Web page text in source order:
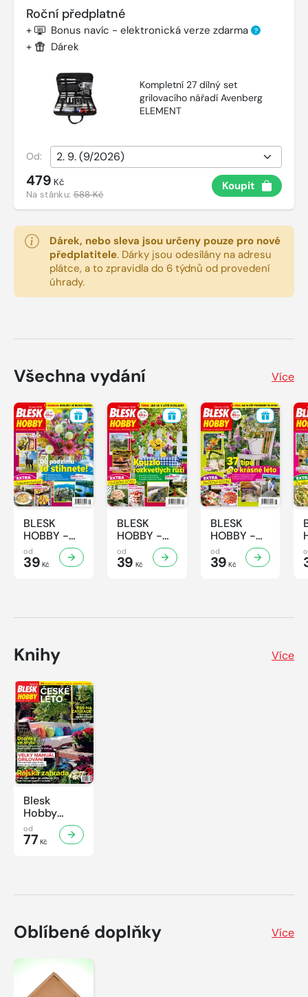
Roční předplatné
+ Bonus navíc - elektronická verze zdarma ?
+ Dárek
Kompletní 27 dílný set
grilovacího nářadí Avenberg
ELEMENT
Od:
479 Kč
Na stánku:588 Kč
Koupit
Dárek, nebo sleva jsou určeny pouze pro nové
předplatitele. Dárky jsou odesílány na adresu
plátce, a to zpravidla do 6 týdnů od provedení
úhrady.
Všechna vydání Více
BLESK
HOBBY -
8/2026
od
39 Kč
BLESK
HOBBY -
7/2026
od
39 Kč
BLESK
HOBBY -
6/2026
od
39 Kč
Knihy Více
Blesk
Hobby
České léto
od
77 Kč
Oblíbené doplňky Více